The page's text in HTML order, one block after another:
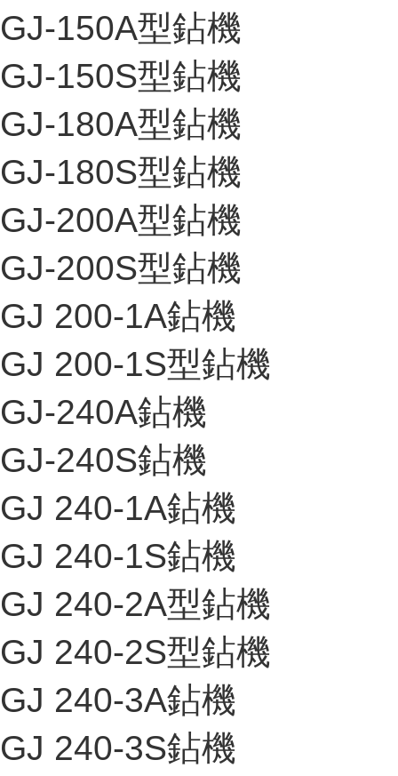
GJ-150A型鉆機
GJ-150S型鉆機
GJ-180A型鉆機
GJ-180S型鉆機
GJ-200A型鉆機
GJ-200S型鉆機
GJ 200-1A鉆機
GJ 200-1S型鉆機
GJ-240A鉆機
GJ-240S鉆機
GJ 240-1A鉆機
GJ 240-1S鉆機
GJ 240-2A型鉆機
GJ 240-2S型鉆機
GJ 240-3A鉆機
GJ 240-3S鉆機